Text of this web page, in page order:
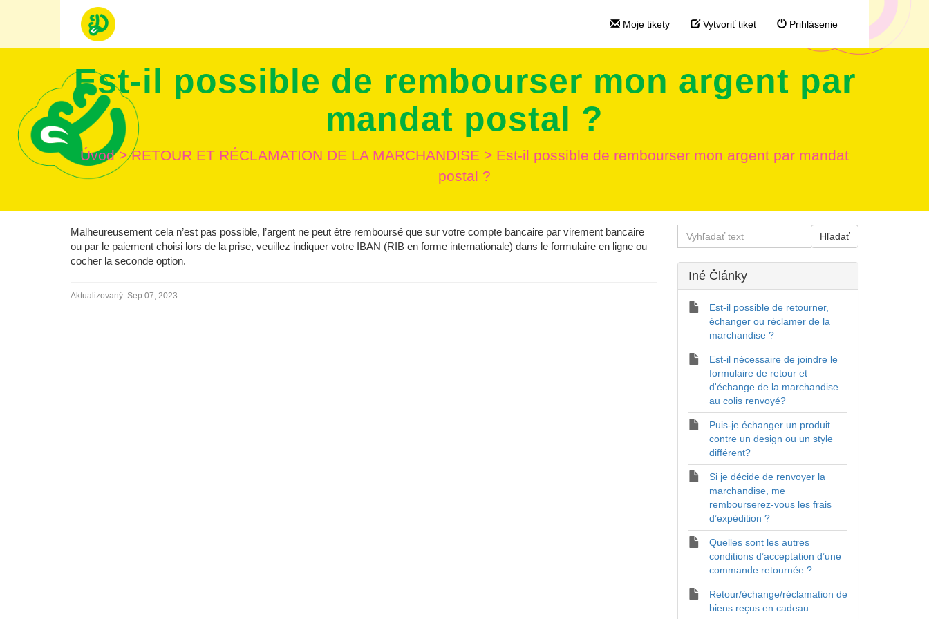
Moje tikety Vytvoriť tiket Prihlásenie
Est-il possible de rembourser mon argent par
mandat postal ?
Úvod > RETOUR ET RÉCLAMATION DE LA MARCHANDISE > Est-il possible de rembourser mon argent par mandat
postal ?
Malheureusement cela n’est pas possible, l’argent ne peut être remboursé que sur votre compte bancaire par virement bancaire
ou par le paiement choisi lors de la prise, veuillez indiquer votre IBAN (RIB en forme internationale) dans le formulaire en ligne ou
cocher la seconde option.
Aktualizovaný: Sep 07, 2023
Iné Články
Est-il possible de retourner,
échanger ou réclamer de la
marchandise ?
Est-il nécessaire de joindre le
formulaire de retour et
d'échange de la marchandise
au colis renvoyé?
Puis-je échanger un produit
contre un design ou un style
différent?
Si je décide de renvoyer la
marchandise, me
rembourserez-vous les frais
d’expédition ?
Quelles sont les autres
conditions d’acceptation d’une
commande retournée ?
Retour/échange/réclamation de
biens reçus en cadeau